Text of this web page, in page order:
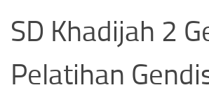
SD Khadijah 2
Pelatihan